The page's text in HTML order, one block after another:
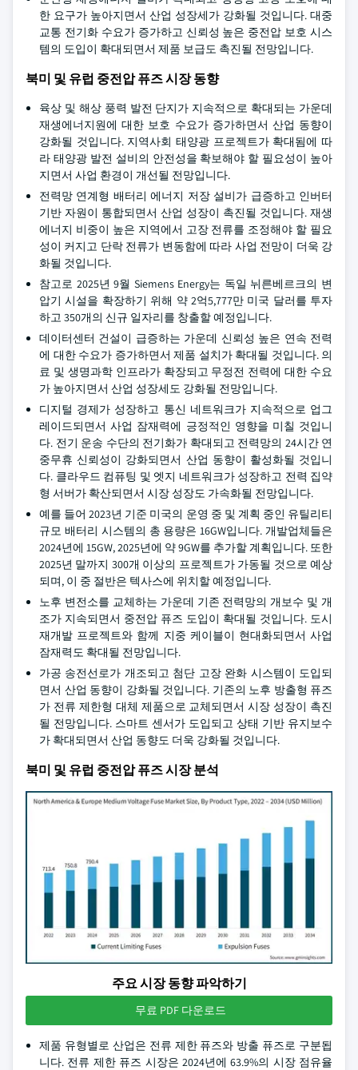
한 요구가 높아지면서 산업 성장세가 강화될 것입니다. 대중
교통 전기화 수요가 증가하고 신뢰성 높은 중전압 보호 시스
템의 도입이 확대되면서 제품 보급도 촉진될 전망입니다.
북미 및 유럽 중전압 퓨즈 시장 동향
육상 및 해상 풍력 발전 단지가 지속적으로 확대되는 가운데
재생에너지원에 대한 보호 수요가 증가하면서 산업 동향이
강화될 것입니다. 지역사회 태양광 프로젝트가 확대됨에 따
라 태양광 발전 설비의 안전성을 확보해야 할 필요성이 높아
지면서 사업 환경이 개선될 전망입니다.
전력망 연계형 배터리 에너지 저장 설비가 급증하고 인버터
기반 자원이 통합되면서 산업 성장이 촉진될 것입니다. 재생
에너지 비중이 높은 지역에서 고장 전류를 조정해야 할 필요
성이 커지고 단락 전류가 변동함에 따라 사업 전망이 더욱 강
화될 것입니다.
참고로 2025년 9월 Siemens Energy는 독일 뉘른베르크의 변
압기 시설을 확장하기 위해 약 2억5,777만 미국 달러를 투자
하고 350개의 신규 일자리를 창출할 예정입니다.
데이터센터 건설이 급증하는 가운데 신뢰성 높은 연속 전력
에 대한 수요가 증가하면서 제품 설치가 확대될 것입니다. 의
료 및 생명과학 인프라가 확장되고 무정전 전력에 대한 수요
가 높아지면서 산업 성장세도 강화될 전망입니다.
디지털 경제가 성장하고 통신 네트워크가 지속적으로 업그
레이드되면서 사업 잠재력에 긍정적인 영향을 미칠 것입니
다. 전기 운송 수단의 전기화가 확대되고 전력망의 24시간 연
중무휴 신뢰성이 강화되면서 산업 동향이 활성화될 것입니
다. 클라우드 컴퓨팅 및 엣지 네트워크가 성장하고 전력 집약
형 서버가 확산되면서 시장 성장도 가속화될 전망입니다.
예를 들어 2023년 기준 미국의 운영 중 및 계획 중인 유틸리티
규모 배터리 시스템의 총 용량은 16GW입니다. 개발업체들은
2024년에 15GW, 2025년에 약 9GW를 추가할 계획입니다. 또한
2025년 말까지 300개 이상의 프로젝트가 가동될 것으로 예상
되며, 이 중 절반은 텍사스에 위치할 예정입니다.
노후 변전소를 교체하는 가운데 기존 전력망의 개보수 및 개
조가 지속되면서 중전압 퓨즈 도입이 확대될 것입니다. 도시
재개발 프로젝트와 함께 지중 케이블이 현대화되면서 사업
잠재력도 확대될 전망입니다.
가공 송전선로가 개조되고 첨단 고장 완화 시스템이 도입되
면서 산업 동향이 강화될 것입니다. 기존의 노후 방출형 퓨즈
가 전류 제한형 대체 제품으로 교체되면서 시장 성장이 촉진
될 전망입니다. 스마트 센서가 도입되고 상태 기반 유지보수
가 확대되면서 산업 동향도 더욱 강화될 것입니다.
북미 및 유럽 중전압 퓨즈 시장 분석
주요 시장 동향 파악하기
무료 PDF 다운로드
제품 유형별로 산업은 전류 제한 퓨즈와 방출 퓨즈로 구분됩
니다. 전류 제한 퓨즈 시장은 2024년에 63.9%의 시장 점유율